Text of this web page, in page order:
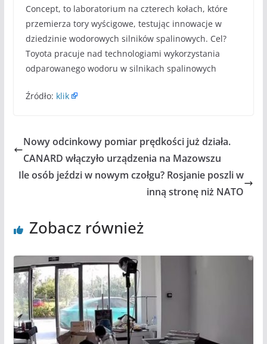
Concept, to laboratorium na czterech kołach, które
przemierza tory wyścigowe, testując innowacje w
dziedzinie wodorowych silników spalinowych. Cel?
Toyota pracuje nad technologiami wykorzystania
odparowanego wodoru w silnikach spalinowych
Źródło: klik
Nowy odcinkowy pomiar prędkości już działa.
CANARD włączyło urządzenia na Mazowszu
Ile osób jeździ w nowym czołgu? Rosjanie poszli w
inną stronę niż NATO
Zobacz również